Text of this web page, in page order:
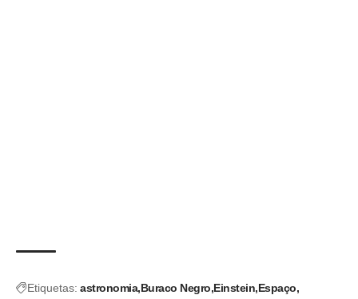
Etiquetas: astronomia Buraco Negro Einstein Espaço